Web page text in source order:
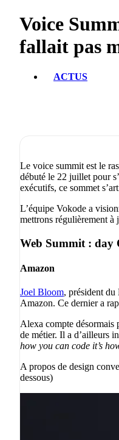
Voice
fallait pas
ACTUS
Le voice summit est le
débuté le 22 juillet pour
exécutifs, ce sommet
L’équipe Vokode a
mettrons régulièrement à
Web Summit : day
Amazon
Joel Bloom, président
Amazon. Ce dernier a
Alexa compte désormais
de métier. Il a d’ailleurs
how you can code it’s
A propos de design
dessous)